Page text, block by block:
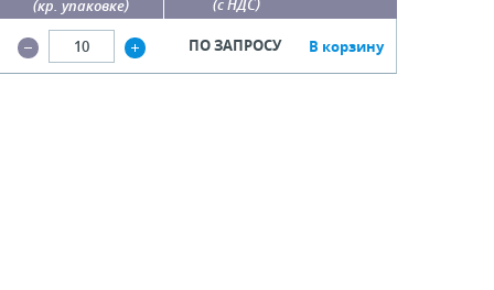
(кр. упаковке) (с НДС)
ПО ЗАПРОСУ В корзину